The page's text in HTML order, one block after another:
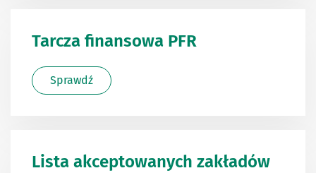
Tarcza finansowa PFR
Sprawdź
Lista akceptowanych zakładów